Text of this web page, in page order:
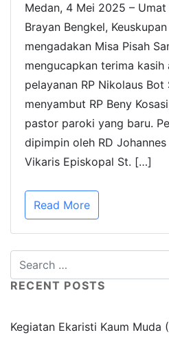
Medan, 4 Mei 2025 –
Brayan Bengkel,
mengadakan Misa Pisah
mengucapkan terima
pelayanan RP Nikolaus Bot
menyambut RP Beny
pastor paroki yang baru.
dipimpin oleh RD
Vikaris Episkopal St. […]
Read More
RECENT POSTS
Kegiatan Ekaristi Kaum Muda